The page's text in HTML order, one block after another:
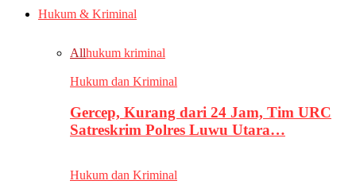
Hukum & Kriminal
Allhukum kriminal
Hukum dan Kriminal
Gercep, Kurang dari 24 Jam, Tim URC
Satreskrim Polres Luwu Utara…
Hukum dan Kriminal